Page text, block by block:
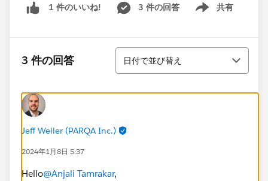
1 件のいいね! 3 件の回答 共有
Show menu
3 件の回答
並び替え
日付で並び替え
Jeff Weller (PARQA Inc.)
2024年1月8日 5:37
Hello@Anjali Tamrakar,